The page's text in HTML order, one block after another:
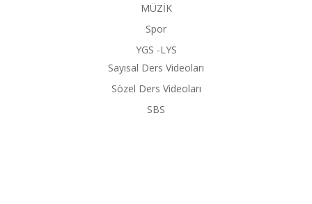
MÜZİK
Spor
YGS -LYS
Sayısal Ders Videoları
Sözel Ders Videoları
SBS